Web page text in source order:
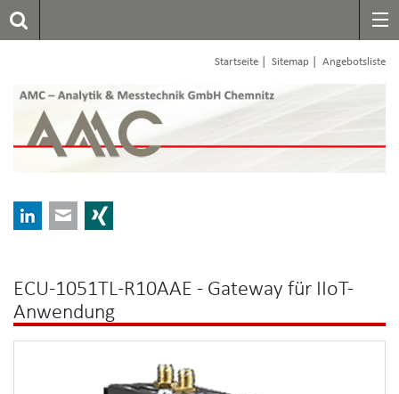
Startseite Sitemap Angebotsliste
LinkedInE-mail
ECU-1051TL-R10AAE - Gateway für IIoT-
Anwendung